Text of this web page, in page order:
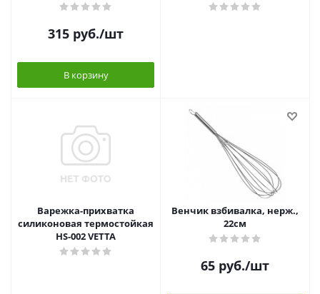
315 руб./шт
В корзину
Варежка-прихватка
силиконовая термостойкая
HS-002 VETTA
Венчик взбивалка, нерж.,
22см
65 руб./шт